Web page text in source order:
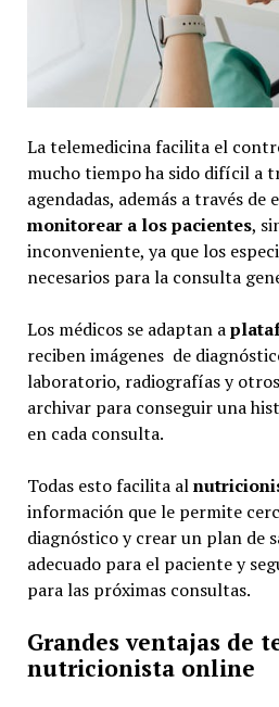
La telemedicina facilita el
mucho tiempo ha sido difícil a
agendadas, además a través de
monitorear a los pacientes,
inconveniente, ya que los
necesarios para la consulta
Los médicos se adaptan a
reciben imágenes de
laboratorio, radiografías y
archivar para conseguir una
en cada consulta.
Todas esto facilita al
información que le permite
diagnóstico y crear un plan de
adecuado para el paciente y
para las próximas consultas.
Grandes ventajas de
nutricionista online